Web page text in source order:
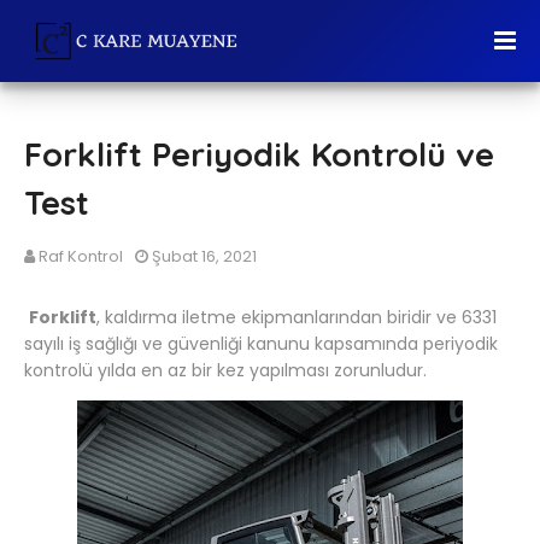
Forklift Periyodik Kontrolü ve
Test
Raf Kontrol Şubat 16, 2021
Forklift, kaldırma iletme ekipmanlarından biridir ve 6331
sayılı iş sağlığı ve güvenliği kanunu kapsamında periyodik
kontrolü yılda en az bir kez yapılması zorunludur.